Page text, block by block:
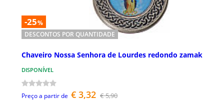
-25%
DESCONTOS POR QUANTIDADE
Chaveiro Nossa Senhora de Lourdes redondo zamak
DISPONÍVEL
Preço a partir de € 3,32 € 5,90